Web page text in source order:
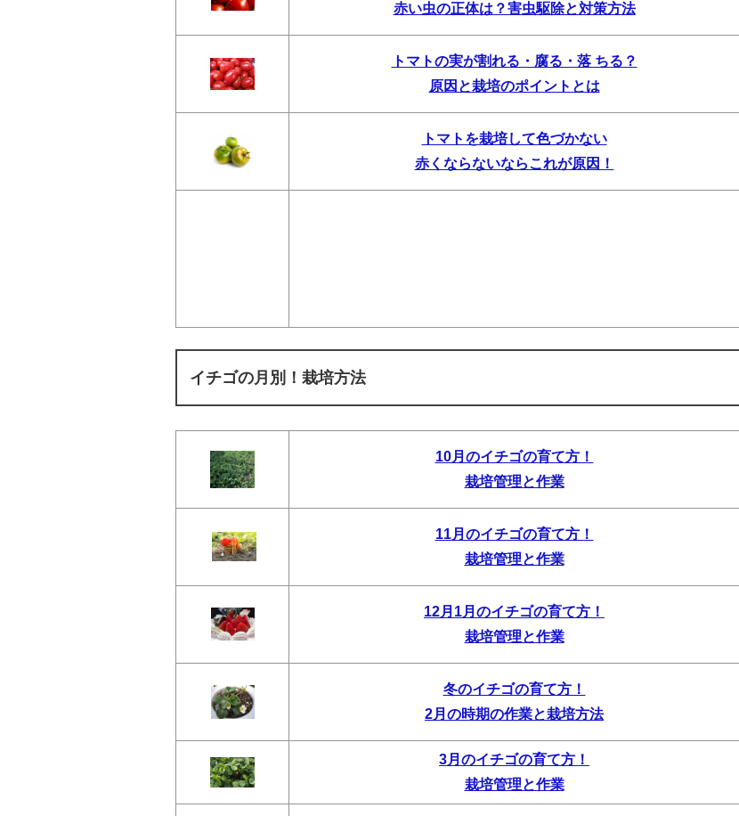
赤い虫の正体は？害虫駆除と対策方法
トマトの実が割れる・腐る・落 ちる？
原因と栽培のポイントとは
トマトを栽培して色づかない
赤くならないならこれが原因！
イチゴの月別！栽培方法
10月のイチゴの育て方！
栽培管理と作業
11月のイチゴの育て方！
栽培管理と作業
12月1月のイチゴの育て方！
栽培管理と作業
冬のイチゴの育て方！
2月の時期の作業と栽培方法
3月のイチゴの育て方！
栽培管理と作業